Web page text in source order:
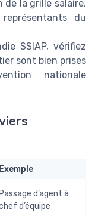
de la grille salaire,
du
SSIAP, vérifiez
sont bien prises
nationale
Exemple
Passage d’agent à
d’équipe